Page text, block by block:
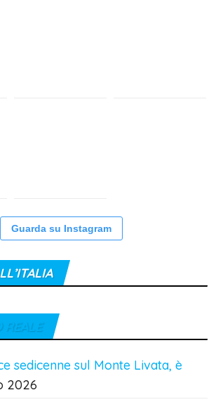
Guarda su Instagram
REALE
sedicenne sul Monte Livata, è
2026